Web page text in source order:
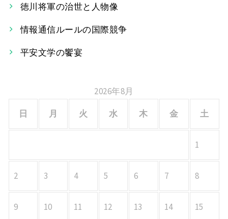
シ
ョ
ン
徳川将軍の治世と人物像
情報通信ルールの国際競争
平安文学の饗宴
2026年8月
日
月 火 水 木 金 土
1
2 3 4 5 6 7 8
9 10 11 12 13 14 15